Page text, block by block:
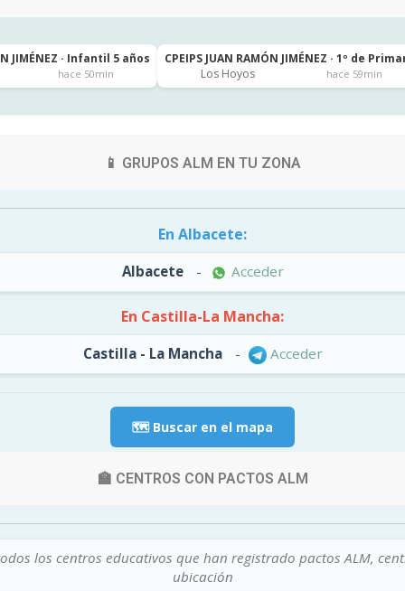
JIMÉNEZ · Infantil 5 años
hace 50min
CPEIPS JUAN RAMÓN JIMÉNEZ · 1º de
Los Hoyos
hace 59min
📱 GRUPOS ALM EN TU ZONA
En Albacete:
Albacete - Acceder
En Castilla-La Mancha:
Castilla - La Mancha - Acceder
🗺️ Buscar en el mapa
🏫 CENTROS CON PACTOS ALM
los centros educativos que han registrado pactos ALM,
ubicación